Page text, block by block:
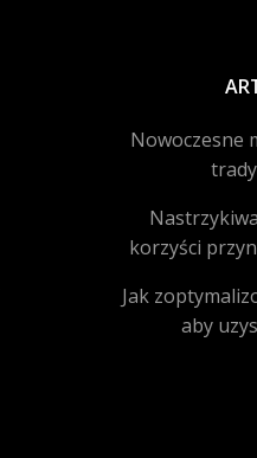
Nowoczesne
korzyści
Jak
aby